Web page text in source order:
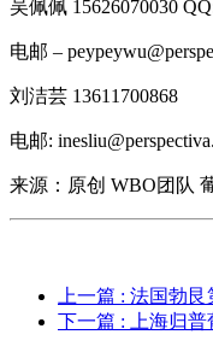
吴佩佩 15626070030
电邮 –
刘洁芸 13611700868
电邮:
来源：原创 WBO团队
上一篇 : 法国勃
下一篇 : 上海归